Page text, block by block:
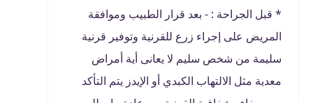
* قبل الجراحة : - بعد قرار الطبيب وموافقة
المريض على إجراء زرع للقرنية وتوفير قرنية
سليمة من شخص سليم لا يعانى أية أمراض
معدية مثل الالتهاب الكبدي أو الإيدز يتم التأكد